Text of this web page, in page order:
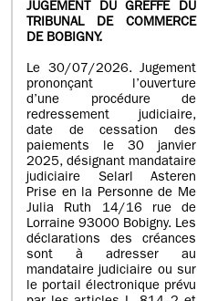
JUGEMENT DU GREFFE DU
TRIBUNAL DE COMMERCE
DE BOBIGNY.
Le 30/07/2026. Jugement
prononçant l’ouverture
d’une procédure de
redressement judiciaire,
date de cessation des
paiements le 30 janvier
2025, désignant mandataire
judiciaire Selarl Asteren
Prise en la Personne de Me
Julia Ruth 14/16 rue de
Lorraine 93000 Bobigny. Les
déclarations des créances
sont à adresser au
mandataire judiciaire ou sur
le portail électronique prévu